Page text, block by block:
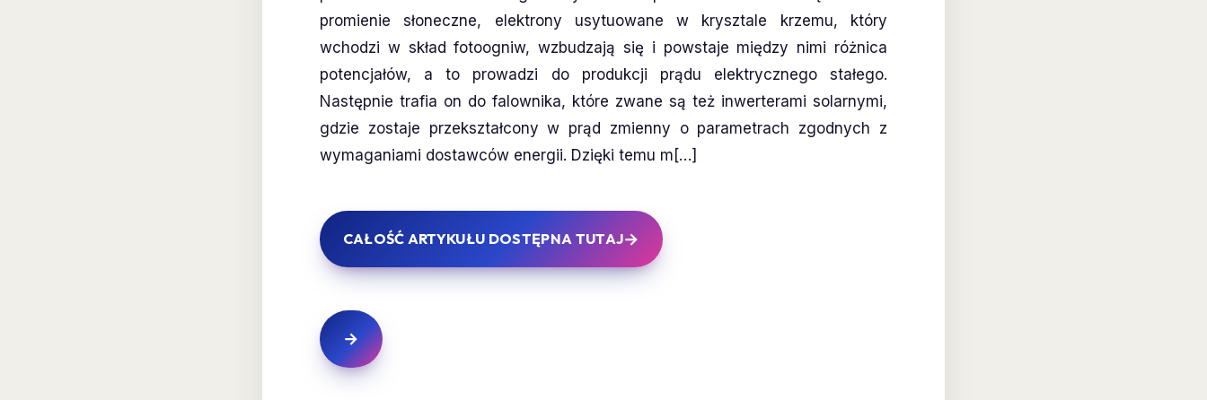
promienie słoneczne, elektrony usytuowane w krysztale krzemu, który
wchodzi w skład fotoogniw, wzbudzają się i powstaje między nimi różnica
potencjałów, a to prowadzi do produkcji prądu elektrycznego stałego.
Następnie trafia on do falownika, które zwane są też inwerterami solarnymi,
gdzie zostaje przekształcony w prąd zmienny o parametrach zgodnych z
wymaganiami dostawców energii. Dzięki temu m[…]
CAŁOŚĆ ARTYKUŁU DOSTĘPNA TUTAJ